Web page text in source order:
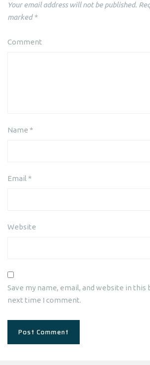
Your email address will not be published.
marked*
Comment
Name *
Email *
Website
Save my name, email, and website in
next time I comment.